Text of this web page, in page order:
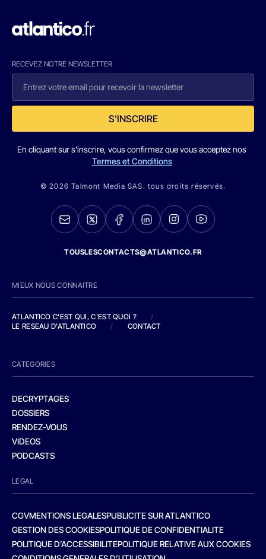
RECEVEZ NOTRE NEWSLETTER
S'INSCRIRE
En cliquant sur s'inscrire, vous confirmez que vous acceptez nos
Termes et Conditions
© 2026 Talmont Media SAS. tous droits réservés.
TOUSLESCONTACTS@ATLANTICO.FR
MIEUX NOUS CONNAITRE
ATLANTICO C'EST QUI, C'EST QUOI ?
/
LE RESEAU D'ATLANTICO
/ CONTACT
CATEGORIES
DECRYPTAGES
DOSSIERS
RENDEZ-VOUS
VIDEOS
PODCASTS
LEGAL
CGVMENTIONS LEGALESPUBLICITE SUR ATLANTICO
GESTION DES COOKIESPOLITIQUE DE CONFIDENTIALITE
POLITIQUE D’ACCESSIBILITEPOLITIQUE RELATIVE AUX COOKIES